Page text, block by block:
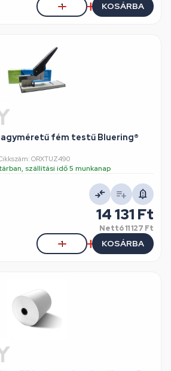
KOSÁRBA
fém testű Bluering®
ORXTUZ490
szállítási idő 5 munkanap
14 131 Ft
Nettó11 127 Ft
KOSÁRBA